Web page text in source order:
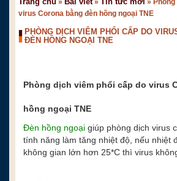
» » »
virus Corona bằng đèn hồng ngoại TNE
PHÒNG DỊCH VIÊM PHỔI CẤP DO
ĐÈN HỒNG NGOẠI TNE
Phòng dịch viêm phổi cấp do virus
hồng ngoại TNE
Đèn hồng ngoại giúp phòng dịch virus
tính năng làm tăng nhiệt độ, nếu nhiệt
không gian lớn hơn 25*C thì virus